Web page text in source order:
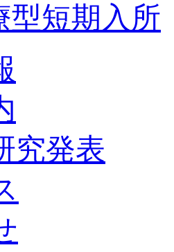
型短期入所
究発表